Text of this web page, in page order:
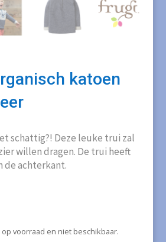
katoen
schattig?! Deze leuke trui zal
willen dragen. De trui heeft
de achterkant.
voorraad en niet beschikbaar.